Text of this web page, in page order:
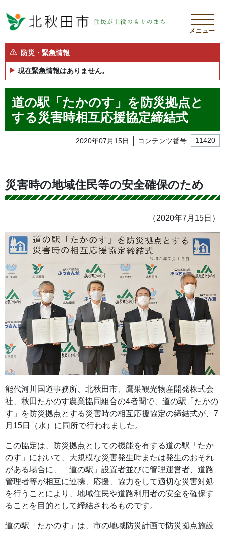
メニュー
防災・緊急情報
現在緊急情報はありません。
道の駅「たかのす」を防災拠点と
する災害時相互応援協定締結式
2020年07月15日 コンテンツ番号 11420
災害時の地域住民等の安全確保のため
（2020年7月15日）
能代河川国道事務所、北秋田市、鷹巣観光物産開発株式会
社、秋田たかのす農業協同組合の4者間で、道の駅「たかの
す」を防災拠点とする災害時の相互応援協定の締結式が、7
月15日（水）に同所で行われました。
この協定は、防災拠点としての機能を有する道の駅「たか
のす」において、大規模な災害発生時または発生のおそれ
がある場合に、「道の駅」設置者並びに管理運営者、道路
管理者等が相互に連携、応援、協力をして適切な災害対処
を行うことにより、地域住民や道路利用者の安全を確保す
ることを目的として締結されるものです。
道の駅「たかのす」は、市の地域防災計画で防災拠点施設